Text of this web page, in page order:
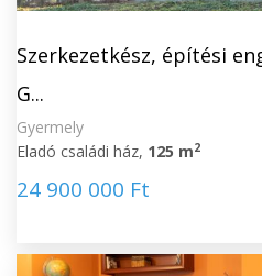
Szerkezetkész, építési
G...
Gyermely
Eladó családi ház, 125 m2
24 900 000 Ft